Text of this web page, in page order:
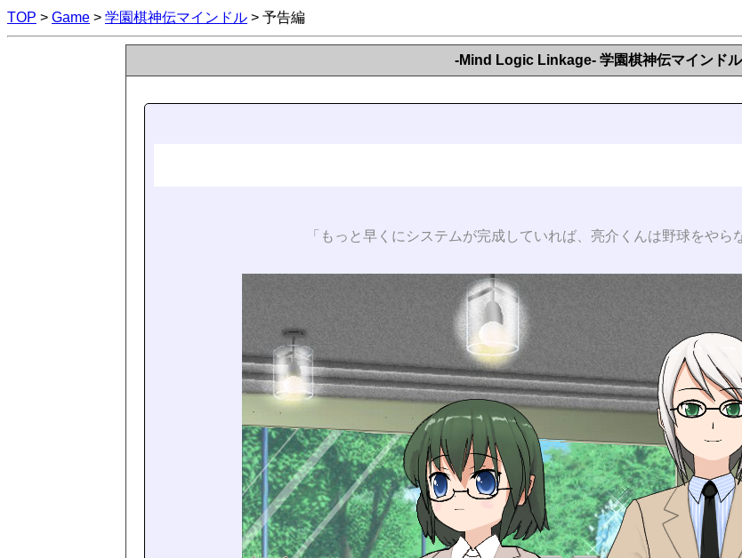
TOP > Game > 学園棋神伝マインドル > 予告編
-Mind Logic Linkage- 学園棋神伝マインドル
「もっと早くにシステムが完成していれば、亮介くんは野球をやら